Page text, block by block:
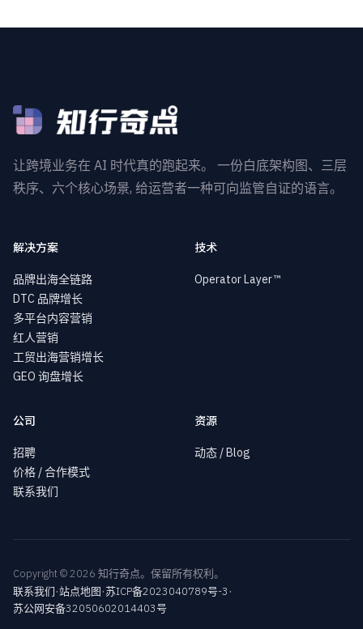
让跨境业务在 AI 时代真的跑起来。 一份白底架构图、三层
秩序、六个核心场景, 给运营者一种可向监管自证的语言。
解决方案
品牌出海全链路
DTC 品牌增长
多平台内容营销
红人营销
工贸出海营销增长
GEO 询盘增长
技术
Operator Layer™
公司
招聘
价格 / 合作模式
联系我们
资源
动态 / Blog
Copyright © 2026 知行奇点。保留所有权利。
联系我们·站点地图·苏ICP备2023040789号-3·
苏公网安备32050602014403号